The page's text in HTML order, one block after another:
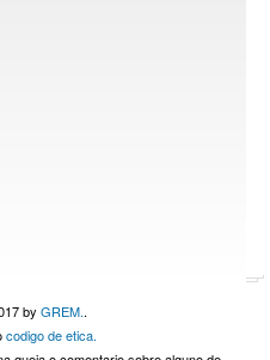
by GREM..
codigo de etica.